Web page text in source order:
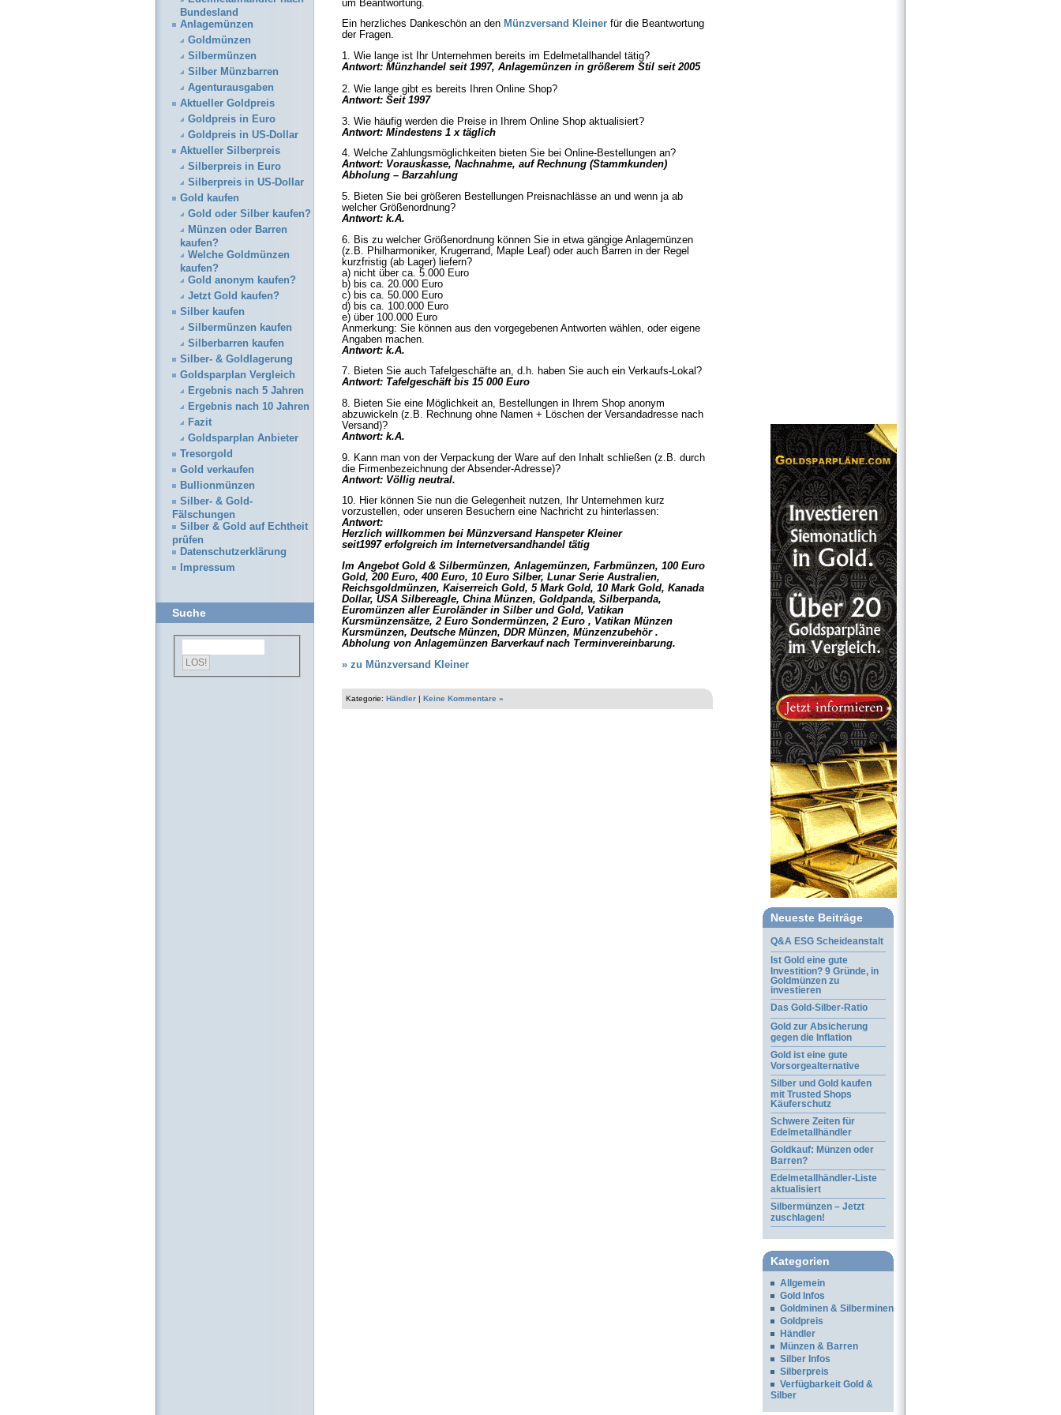
um Beantwortung.
Ein herzliches Dankeschön an den Münzversand Kleiner für die Beantwortung
der Fragen.
1. Wie lange ist Ihr Unternehmen bereits im Edelmetallhandel tätig?
Antwort: Münzhandel seit 1997, Anlagemünzen in größerem Stil seit 2005
2. Wie lange gibt es bereits Ihren Online Shop?
Antwort: Seit 1997
3. Wie häufig werden die Preise in Ihrem Online Shop aktualisiert?
Antwort: Mindestens 1 x täglich
4. Welche Zahlungsmöglichkeiten bieten Sie bei Online-Bestellungen an?
Antwort: Vorauskasse, Nachnahme, auf Rechnung (Stammkunden)
Abholung – Barzahlung
5. Bieten Sie bei größeren Bestellungen Preisnachlässe an und wenn ja ab
welcher Größenordnung?
Antwort: k.A.
6. Bis zu welcher Größenordnung können Sie in etwa gängige Anlagemünzen
(z.B. Philharmoniker, Krugerrand, Maple Leaf) oder auch Barren in der Regel
kurzfristig (ab Lager) liefern?
a) nicht über ca. 5.000 Euro
b) bis ca. 20.000 Euro
c) bis ca. 50.000 Euro
d) bis ca. 100.000 Euro
e) über 100.000 Euro
Anmerkung: Sie können aus den vorgegebenen Antworten wählen, oder eigene
Angaben machen.
Antwort: k.A.
7. Bieten Sie auch Tafelgeschäfte an, d.h. haben Sie auch ein Verkaufs-Lokal?
Antwort: Tafelgeschäft bis 15 000 Euro
8. Bieten Sie eine Möglichkeit an, Bestellungen in Ihrem Shop anonym
abzuwickeln (z.B. Rechnung ohne Namen + Löschen der Versandadresse nach
Versand)?
Antwort: k.A.
9. Kann man von der Verpackung der Ware auf den Inhalt schließen (z.B. durch
die Firmenbezeichnung der Absender-Adresse)?
Antwort: Völlig neutral.
10. Hier können Sie nun die Gelegenheit nutzen, Ihr Unternehmen kurz
vorzustellen, oder unseren Besuchern eine Nachricht zu hinterlassen:
Antwort:
Herzlich willkommen bei Münzversand Hanspeter Kleiner
seit1997 erfolgreich im Internetversandhandel tätig
Im Angebot Gold & Silbermünzen, Anlagemünzen, Farbmünzen, 100 Euro
Gold, 200 Euro, 400 Euro, 10 Euro Silber, Lunar Serie Australien,
Reichsgoldmünzen, Kaiserreich Gold, 5 Mark Gold, 10 Mark Gold, Kanada
Dollar, USA Silbereagle, China Münzen, Goldpanda, Silberpanda,
Euromünzen aller Euroländer in Silber und Gold, Vatikan
Kursmünzensätze, 2 Euro Sondermünzen, 2 Euro , Vatikan Münzen
Kursmünzen, Deutsche Münzen, DDR Münzen, Münzenzubehör .
Abholung von Anlagemünzen Barverkauf nach Terminvereinbarung.
» zu Münzversand Kleiner
Kategorie: Händler | Keine Kommentare »
Bundesland
Anlagemünzen
Goldmünzen
Silbermünzen
Silber Münzbarren
Agenturausgaben
Aktueller Goldpreis
Goldpreis in Euro
Goldpreis in US-Dollar
Aktueller Silberpreis
Silberpreis in Euro
Silberpreis in US-Dollar
Gold kaufen
Gold oder Silber kaufen?
Münzen oder Barren
kaufen?
Welche Goldmünzen
kaufen?
Gold anonym kaufen?
Jetzt Gold kaufen?
Silber kaufen
Silbermünzen kaufen
Silberbarren kaufen
Silber- & Goldlagerung
Goldsparplan Vergleich
Ergebnis nach 5 Jahren
Ergebnis nach 10 Jahren
Fazit
Goldsparplan Anbieter
Tresorgold
Gold verkaufen
Bullionmünzen
Silber- & Gold-
Fälschungen
Silber & Gold auf Echtheit
prüfen
Datenschutzerklärung
Impressum
Suche
Neueste Beiträge
Q&A ESG Scheideanstalt
Ist Gold eine gute
Investition? 9 Gründe, in
Goldmünzen zu
investieren
Das Gold-Silber-Ratio
Gold zur Absicherung
gegen die Inflation
Gold ist eine gute
Vorsorgealternative
Silber und Gold kaufen
mit Trusted Shops
Käuferschutz
Schwere Zeiten für
Edelmetallhändler
Goldkauf: Münzen oder
Barren?
Edelmetallhändler-Liste
aktualisiert
Silbermünzen – Jetzt
zuschlagen!
Kategorien
Allgemein
Gold Infos
Goldminen & Silberminen
Goldpreis
Händler
Münzen & Barren
Silber Infos
Silberpreis
Verfügbarkeit Gold &
Silber